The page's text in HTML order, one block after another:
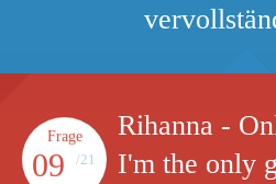
Frage
09 /21
Rihanna -
I'm the only